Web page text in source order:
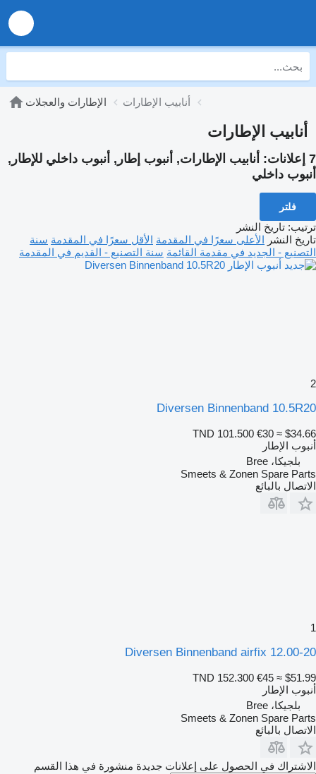
الإطارات والعجلات أنابيب الإطارات
أنابيب الإطارات
7 إعلانات:
أنابيب الإطارات, أنبوب إطار, أنبوب داخلي للإطار,
أنبوب داخلي
فلتر
ترتيب: تاريخ النشر
تاريخ النشر الأعلى سعرًا في المقدمة الأقل سعرًا في المقدمة سنة
التصنيع - الجديد في مقدمة القائمة سنة التصنيع - القديم في المقدمة
2
Diversen Binnenband 10.5R20
TND 101.500 €30 ≈ $34.66
أنبوب الإطار
بلجيكا، Bree
Smeets & Zonen Spare Parts
الاتصال بالبائع
1
Diversen Binnenband airfix 12.00-20
TND 152.300 €45 ≈ $51.99
أنبوب الإطار
بلجيكا، Bree
Smeets & Zonen Spare Parts
الاتصال بالبائع
الاشتراك في الحصول على إعلانات جديدة منشورة في هذا القسم